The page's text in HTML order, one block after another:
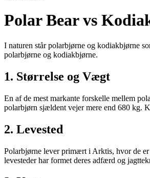
Polar Bear vs
I naturen står polarbjørne og kodiakbjørne
polarbjørne og kodiakbjørne.
1. Størrelse og Vægt
En af de mest markante forskelle mellem
polarbjørn sjældent vejer mere end 680 kg.
2. Levested
Polarbjørne lever primært i Arktis, hvor de
levesteder har formet deres adfærd og